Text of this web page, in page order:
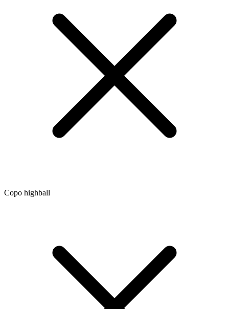
Copo highball